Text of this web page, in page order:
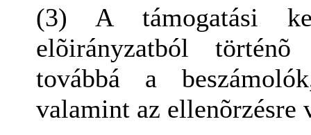
(3) A támogatási
elõirányzatból
továbbá a
valamint az ellenõrzésre